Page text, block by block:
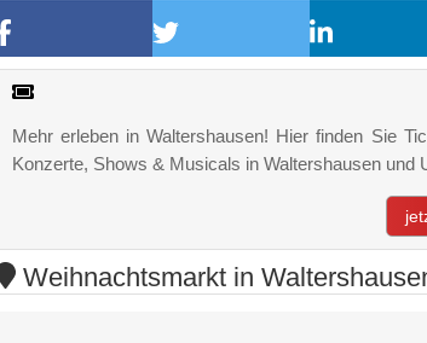
Mehr erleben in Waltershausen! Hier finden Sie
Konzerte, Shows & Musicals in Waltershausen und
Weihnachtsmarkt in